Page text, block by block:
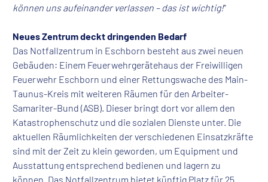
können uns aufeinander verlassen – das ist wichtig!“
Neues Zentrum deckt dringenden Bedarf
Das Notfallzentrum in Eschborn besteht aus zwei neuen
Gebäuden: Einem Feuerwehrgerätehaus der Freiwilligen
Feuerwehr Eschborn und einer Rettungswache des Main-
Taunus-Kreis mit weiteren Räumen für den Arbeiter-
Samariter-Bund (ASB). Dieser bringt dort vor allem den
Katastrophenschutz und die sozialen Dienste unter. Die
aktuellen Räumlichkeiten der verschiedenen Einsatzkräfte
sind mit der Zeit zu klein geworden, um Equipment und
Ausstattung entsprechend bedienen und lagern zu
können. Das Notfallzentrum bietet künftig Platz für 25